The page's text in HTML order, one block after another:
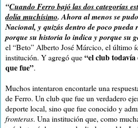
“Cuando Ferro bajó las dos categorías
dolía muchísimo. Ahora al menos se
Nacional, y quizás dentro de poco
porque su historia lo indica y porque su
el “Beto” Alberto José Márcico, el último
institución. Y agregó que“el club todavía
que fue”.
Muchos intentaron encontarle una
de Ferro. Un club que fue un verdadero
deporte local, sino que fue conocido y
fronteras. Una institución que, como